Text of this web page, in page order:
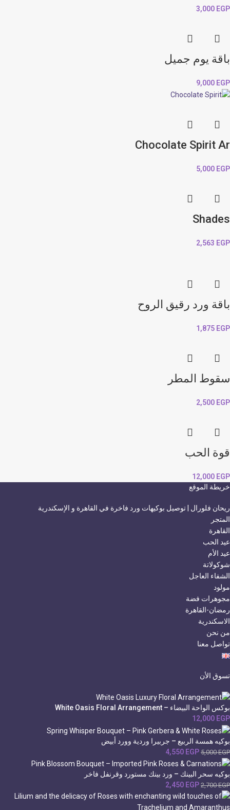
3,000 EGP
باقة يوم جميل
9,000 EGP
Chocolate Spirit Ar
5,000 EGP
Shades
2,563 EGP
باقة ورد رقيق الروح
1,875 EGP
سقوط المطر
2,500 EGP
قوة الحب
12,000 EGP
خريطة الموقع
ريحان فلورال | توصيل بوكيهات ورد فاخرة في القاهرة و الإسكندرية
المتجر
القاهرة
عيد الحب
عيد الأم
شوكولاتة
الشفاء العاجل
مولود
مجوهرات فضة
رمضان-القاهرة
الاسكندرية
من نحن
تواصل معنا
تسوق الأن
بوكس الواحة البيضاء – White Oasis Floral Arrangement
12,000 EGP
بوكيه همسة الربيع – جربيرا وردية وورد أبيض
5,000EGP
4,550 EGP
بوكيه سحر البينك – ورد بينك مستورد وقرنفل فاخر
2,700EGP
2,450 EGP